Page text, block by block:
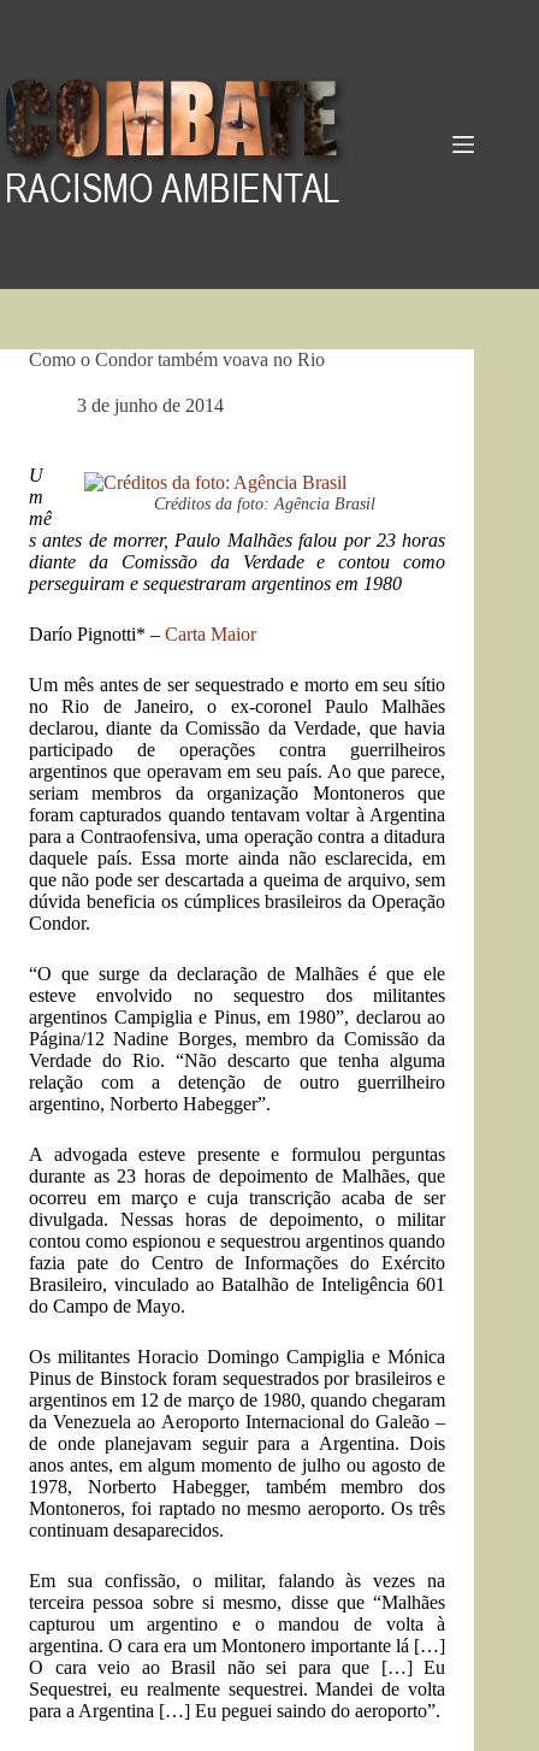
Como o Condor também voava no Rio
3 de junho de 2014
Créditos da foto: Agência Brasil
U
m
mê
s antes de morrer, Paulo Malhães falou por 23 horas
diante da Comissão da Verdade e contou como
perseguiram e sequestraram argentinos em 1980
Darío Pignotti* – Carta Maior
Um mês antes de ser sequestrado e morto em seu sítio
no Rio de Janeiro, o ex-coronel Paulo Malhães
declarou, diante da Comissão da Verdade, que havia
participado de operações contra guerrilheiros
argentinos que operavam em seu país. Ao que parece,
seriam membros da organização Montoneros que
foram capturados quando tentavam voltar à Argentina
para a Contraofensiva, uma operação contra a ditadura
daquele país. Essa morte ainda não esclarecida, em
que não pode ser descartada a queima de arquivo, sem
dúvida beneficia os cúmplices brasileiros da Operação
Condor.
“O que surge da declaração de Malhães é que ele
esteve envolvido no sequestro dos militantes
argentinos Campiglia e Pinus, em 1980”, declarou ao
Página/12 Nadine Borges, membro da Comissão da
Verdade do Rio. “Não descarto que tenha alguma
relação com a detenção de outro guerrilheiro
argentino, Norberto Habegger”.
A advogada esteve presente e formulou perguntas
durante as 23 horas de depoimento de Malhães, que
ocorreu em março e cuja transcrição acaba de ser
divulgada. Nessas horas de depoimento, o militar
contou como espionou e sequestrou argentinos quando
fazia pate do Centro de Informações do Exército
Brasileiro, vinculado ao Batalhão de Inteligência 601
do Campo de Mayo.
Os militantes Horacio Domingo Campiglia e Mónica
Pinus de Binstock foram sequestrados por brasileiros e
argentinos em 12 de março de 1980, quando chegaram
da Venezuela ao Aeroporto Internacional do Galeão –
de onde planejavam seguir para a Argentina. Dois
anos antes, em algum momento de julho ou agosto de
1978, Norberto Habegger, também membro dos
Montoneros, foi raptado no mesmo aeroporto. Os três
continuam desaparecidos.
Em sua confissão, o militar, falando às vezes na
terceira pessoa sobre si mesmo, disse que “Malhães
capturou um argentino e o mandou de volta à
argentina. O cara era um Montonero importante lá […]
O cara veio ao Brasil não sei para que […] Eu
Sequestrei, eu realmente sequestrei. Mandei de volta
para a Argentina […] Eu peguei saindo do aeroporto”.